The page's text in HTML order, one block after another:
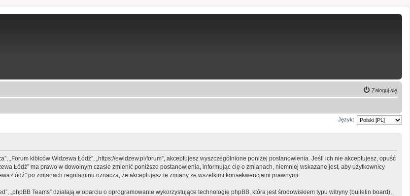
Zaloguj się
Język:
„Forum kibiców Widzewa Łódź”, „https://ewidzew.pl/forum”, akceptujesz wyszczególnione poniżej postanowienia. Jeśli ich nie akceptujesz, opuść
Łódź” ma prawo w dowolnym czasie zmienić poniższe postanowienia, informując cię o zmianach, niemniej wskazane jest, aby użytkownicy
Łódź” po zmianach regulaminu oznacza, że akceptujesz te zmiany ze wszelkimi konsekwencjami prawnymi.
„phpBB Teams” działają w oparciu o oprogramowanie wykorzystujące technologię phpBB, która jest środowiskiem typu witryny (bulletin board),